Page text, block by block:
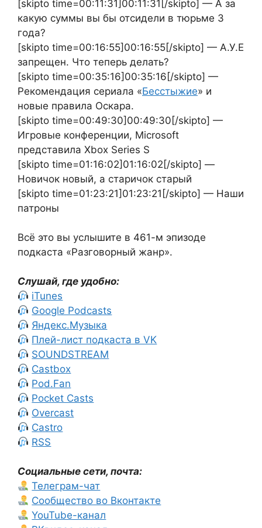
[skipto time=00:11:31]00:11:31[/skipto] — А за
какую суммы вы бы отсидели в тюрьме 3
года?
[skipto time=00:16:55]00:16:55[/skipto] — А.У.Е
запрещен. Что теперь делать?
[skipto time=00:35:16]00:35:16[/skipto] —
Рекомендация сериала «Бесстыжие» и
новые правила Оскара.
[skipto time=00:49:30]00:49:30[/skipto] —
Игровые конференции, Microsoft
представила Xboх Series S
[skipto time=01:16:02]01:16:02[/skipto] —
Новичок новый, а старичок старый
[skipto time=01:23:21]01:23:21[/skipto] — Наши
патроны
Всё это вы услышите в 461-м эпизоде
подкаста «Разговорный жанр».
Слушай, где удобно:
iTunes
Google Podcasts
Яндекс.Музыка
Плей-лист подкаста в VK
SOUNDSTREAM
Castbox
Pod.Fan
Pocket Casts
Overcast
Castro
RSS
Социальные сети, почта:
Телеграм-чат
Сообщество во Вконтакте
YouTube-канал